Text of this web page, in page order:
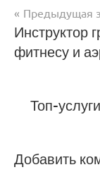
Навигация
по
Предыдущая
Инструктор
фитнесу и
Топ-
Добавить